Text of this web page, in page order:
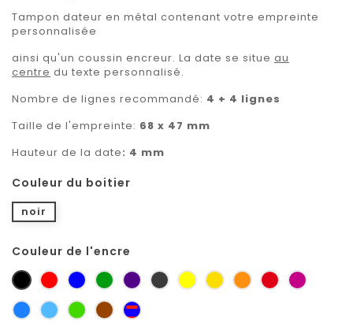
Tampon dateur en métal contenant votre empreinte
personnalisée
ainsi qu'un coussin encreur. La date se situe au
centre du texte personnalisé.
Nombre de lignes recommandé: 4 + 4 lignes
Taille de l'empreinte: 68 x 47 mm
Hauteur de la date: 4 mm
Couleur du boitier
noir
Couleur de l'encre
noir rougebleuvert violetgris
petit-
jaune
zinc
jaune
sécurité
orange
foncé
rouge
carmin
Pourpre
bleu
ciel
bleu
clair
vert
jaune
brun
orange
bleu-